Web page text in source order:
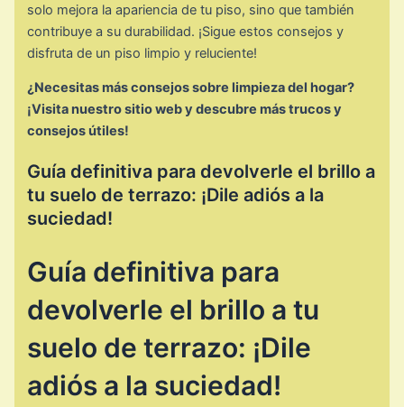
solo mejora la apariencia de tu piso, sino que también
contribuye a su durabilidad. ¡Sigue estos consejos y
disfruta de un piso limpio y reluciente!
¿Necesitas más consejos sobre limpieza del hogar?
¡Visita nuestro sitio web y descubre más trucos y
consejos útiles!
Guía definitiva para devolverle el brillo a
tu suelo de terrazo: ¡Dile adiós a la
suciedad!
Guía definitiva para
devolverle el brillo a tu
suelo de terrazo: ¡Dile
adiós a la suciedad!